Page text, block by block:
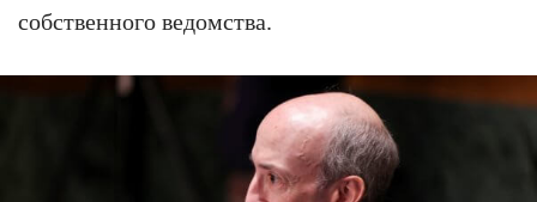
собственного ведомства.